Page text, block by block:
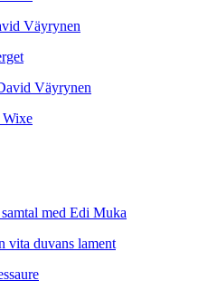
Väyrynen
Väyrynen
Wixe
med Edi Muka
vita duvans lament